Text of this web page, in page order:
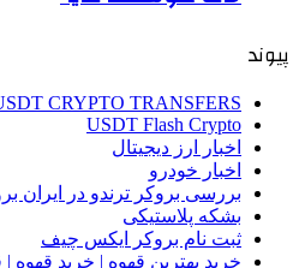
پیوند
CRYPTO TRANSFERS
USDT Flash Crypto
اخبار ارز دیجیتال
اخبار خودرو
بررسی بروکر ترندو در ایران
بشکه پلاستیکی
ثبت نام بروکر ایکس چیف
خرید بهترین قهوه | خرید قهوه |